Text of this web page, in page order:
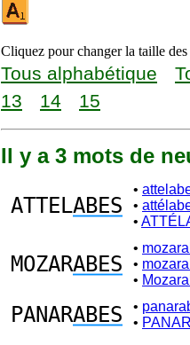
Cliquez pour changer la taille des
Tous alphabétique
13
14 15
Il y a 3 mots de
ATTELABES
•
•
•
MOZARABES
•
•
•
PANARABES •
•